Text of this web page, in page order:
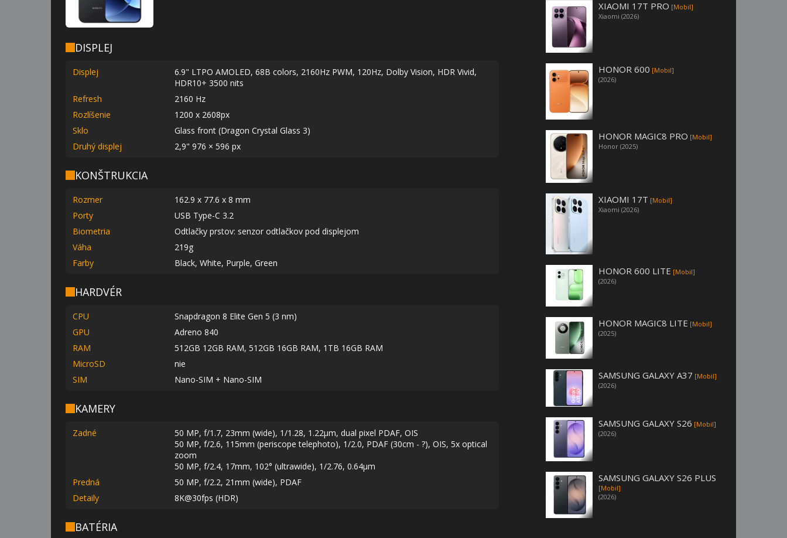
DISPLEJ
Displej
6.9" LTPO AMOLED, 68B colors, 2160Hz PWM, 120Hz, Dolby Vision, HDR Vivid,
HDR10+ 3500 nits
Refresh
2160 Hz
Rozlíšenie
1200 x 2608px
Sklo
Glass front (Dragon Crystal Glass 3)
Druhý displej
2,9" 976 × 596 px
KONŠTRUKCIA
Rozmer
162.9 x 77.6 x 8 mm
Porty
USB Type-C 3.2
Biometria
Odtlačky prstov: senzor odtlačkov pod displejom
Váha
219g
Farby
Black, White, Purple, Green
HARDVÉR
CPU
Snapdragon 8 Elite Gen 5 (3 nm)
GPU
Adreno 840
RAM
512GB 12GB RAM, 512GB 16GB RAM, 1TB 16GB RAM
MicroSD
nie
SIM
Nano-SIM + Nano-SIM
KAMERY
Zadné
50 MP, f/1.7, 23mm (wide), 1/1.28, 1.22µm, dual pixel PDAF, OIS
50 MP, f/2.6, 115mm (periscope telephoto), 1/2.0, PDAF (30cm - ?), OIS, 5x optical
zoom
50 MP, f/2.4, 17mm, 102° (ultrawide), 1/2.76, 0.64µm
Predná
50 MP, f/2.2, 21mm (wide), PDAF
Detaily
8K@30fps (HDR)
BATÉRIA
XIAOMI 17T PRO [Mobil]
Xiaomi (2026)
HONOR 600 [Mobil]
(2026)
HONOR MAGIC8 PRO [Mobil]
Honor (2025)
XIAOMI 17T [Mobil]
Xiaomi (2026)
HONOR 600 LITE [Mobil]
(2026)
HONOR MAGIC8 LITE [Mobil]
(2025)
SAMSUNG GALAXY A37 [Mobil]
(2026)
SAMSUNG GALAXY S26 [Mobil]
(2026)
SAMSUNG GALAXY S26 PLUS
[Mobil]
(2026)